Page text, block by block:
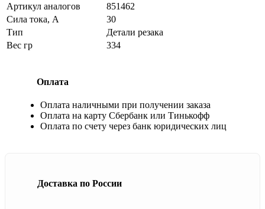
Артикул аналогов
851462
Сила тока, А
30
Тип
Детали резака
Вес гр
334
Оплата
Оплата наличными при получении заказа
Оплата на карту Сбербанк или Тинькофф
Оплата по счету через банк юридических лиц
Доставка по России